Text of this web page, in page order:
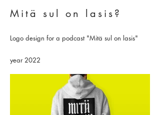
Mitä sul on lasis?
Logo design for a podcast "Mitä sul on lasis"
year 2022